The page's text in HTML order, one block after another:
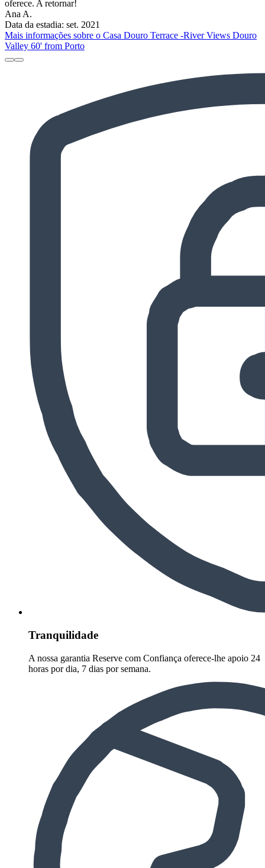
oferece. A retornar!
Ana A.
Data da estadia: set. 2021
Mais informações sobre o Casa Douro Terrace -River Views Douro
Valley 60' from Porto
Tranquilidade
A nossa garantia Reserve com Confiança oferece-lhe apoio 24
horas por dia, 7 dias por semana.